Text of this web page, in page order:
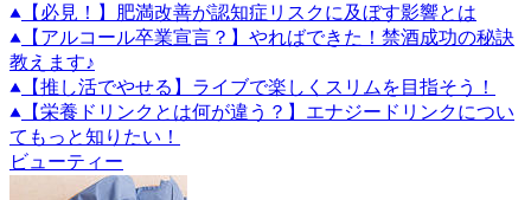
【必見！】肥満改善が認知症リスクに及ぼす影響とは
【アルコール卒業宣言？】やればできた！禁酒成功の秘訣
教えます♪
【推し活でやせる】ライブで楽しくスリムを目指そう！
【栄養ドリンクとは何が違う？】エナジードリンクについ
てもっと知りたい！
ビューティー